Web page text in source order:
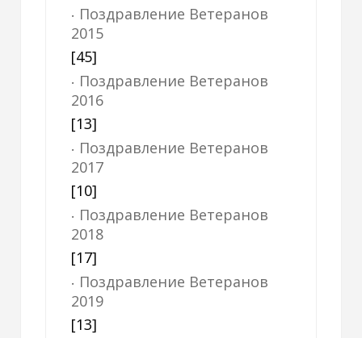
Поздравление Ветеранов
2015
[45]
Поздравление Ветеранов
2016
[13]
Поздравление Ветеранов
2017
[10]
Поздравление Ветеранов
2018
[17]
Поздравление Ветеранов
2019
[13]